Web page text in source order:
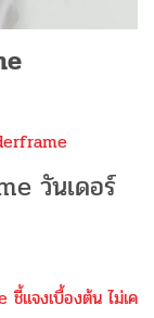
วันเดอร์
แจงเบื้องต้น ไม่เค